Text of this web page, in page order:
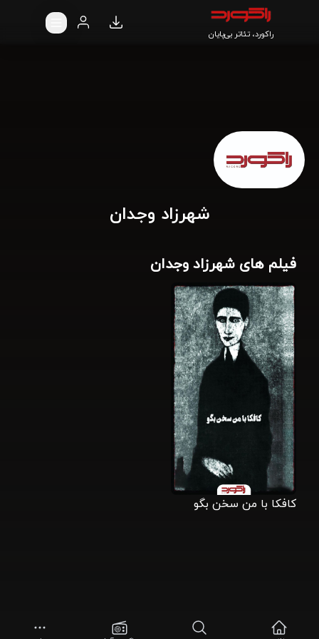
راکورد، تئاتر بی‌پایان
شهرزاد وجدان
فیلم های شهرزاد وجدان
کافکا با من سخن بگو